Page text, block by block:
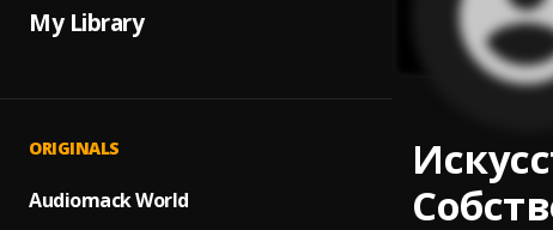
My Library
ORIGINALS
Audiomack World